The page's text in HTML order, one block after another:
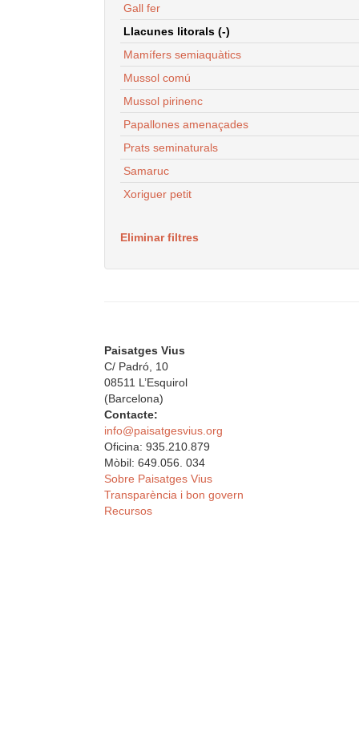
Gall fer
Llacunes litorals (-)
Mamífers semiaquàtics
Mussol comú
Mussol pirinenc
Papallones amenaçades
Prats seminaturals
Samaruc
Xoriguer petit
Eliminar filtres
Paisatges Vius
C/ Padró, 10
08511 L’Esquirol
(Barcelona)
Contacte:
info@paisatgesvius.org
Oficina: 935.210.879
Mòbil: 649.056. 034
Sobre Paisatges Vius
Transparència i bon govern
Recursos